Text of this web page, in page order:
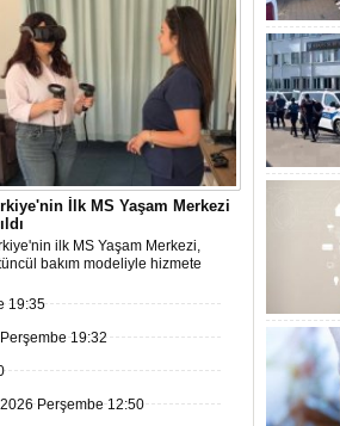
İlk MS Yaşam Merkezi
ilk MS Yaşam Merkezi,
bakım modeliyle hizmete
19:35
19:32
Perşembe 12:50